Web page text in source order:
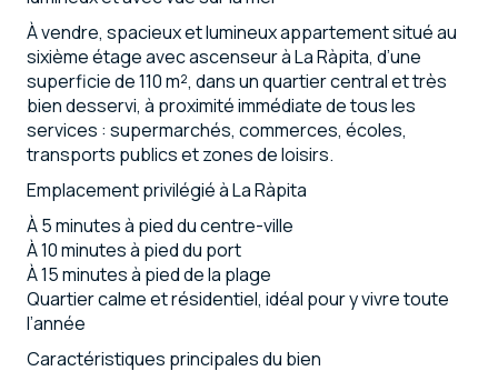
À vendre, spacieux et lumineux appartement situé au
sixième étage avec ascenseur à La Ràpita, d’une
superficie de 110 m², dans un quartier central et très
bien desservi, à proximité immédiate de tous les
services : supermarchés, commerces, écoles,
transports publics et zones de loisirs.
Emplacement privilégié à La Ràpita
À 5 minutes à pied du centre-ville
À 10 minutes à pied du port
À 15 minutes à pied de la plage
Quartier calme et résidentiel, idéal pour y vivre toute
l’année
Caractéristiques principales du bien